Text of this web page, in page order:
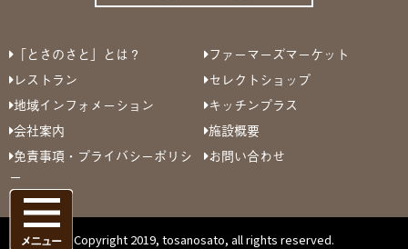
「とさのさと」とは？
ファーマーズマーケット
レストラン
セレクトショップ
地域インフォメーション
キッチンプラス
会社案内
施設概要
免責事項・プライバシーポリシ
ー
お問い合わせ
Copyright 2019, tosanosato, all rights reserved.